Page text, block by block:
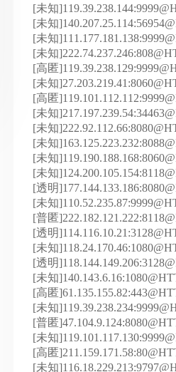
[未知
[未知
[未知
[未知
[高匿
[未知
[高匿
[未知
[未知
[未知
[未知
[未知
[透明
[未知
[普匿
[透明
[未知
[透明
[未知
[高匿
[未知
[普匿
[未知
[高匿
[未知